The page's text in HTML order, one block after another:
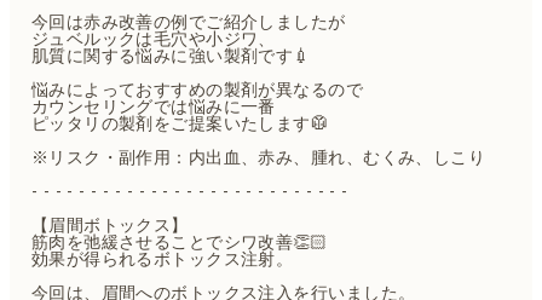
今回は赤み改善の例でご紹介しましたが
ジュベルックは毛穴や小ジワ、
肌質に関する悩みに強い製剤です💉
悩みによっておすすめの製剤が異なるので
カウンセリングでは悩みに一番
ピッタリの製剤をご提案いたします🥼
※リスク・副作用：内出血、赤み、腫れ、むくみ、しこり
- - - - - - - - - - - - - - - - - - - - - - - - - - -
【眉間ボトックス】
筋肉を弛緩させることでシワ改善👏🏻
効果が得られるボトックス注射。
今回は、眉間へのボトックス注入を行いました。